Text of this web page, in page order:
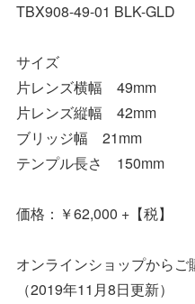
TBX908-49-01 BLK-GLD
サイズ
片レンズ横幅 49mm
片レンズ縦幅 42mm
ブリッジ幅 21mm
テンプル長さ 150mm
価格：￥62,000 +【税】
オンラインショップからご
（2019年11月8日更新）